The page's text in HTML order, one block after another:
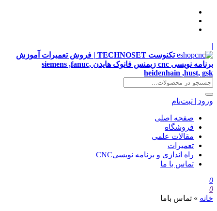
|
تکنوست TECHNOSET | فروش تعمیرات آموزش
برنامه نویسی cnc زیمنس فانوک هایدن siemens ,fanuc,
heidenhain ,hust, gsk
ورود | ثبت‌نام
صفحه اصلی
فروشگاه
مقالات علمی
تعمیرات
راه اندازی و برنامه نویسیCNC
تماس با ما
0
0
خانه » تماس باما